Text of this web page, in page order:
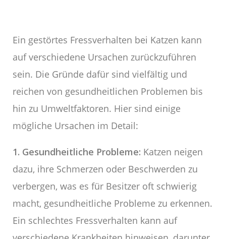
Ein gestörtes Fressverhalten bei Katzen kann
auf verschiedene Ursachen zurückzuführen
sein. Die Gründe dafür sind vielfältig und
reichen von gesundheitlichen Problemen bis
hin zu Umweltfaktoren. Hier sind einige
mögliche Ursachen im Detail:
1. Gesundheitliche Probleme: Katzen neigen
dazu, ihre Schmerzen oder Beschwerden zu
verbergen, was es für Besitzer oft schwierig
macht, gesundheitliche Probleme zu erkennen.
Ein schlechtes Fressverhalten kann auf